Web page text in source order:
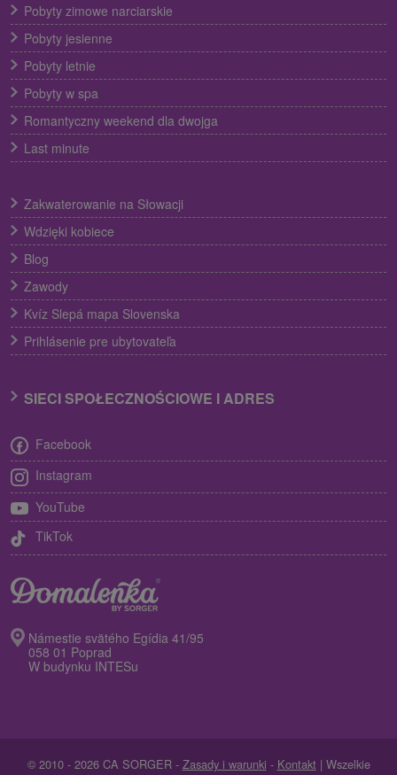
Pobyty zimowe narciarskie
Pobyty jesienne
Pobyty letnie
Pobyty w spa
Romantyczny weekend dla dwojga
Last minute
Zakwaterowanie na Słowacji
Wdzięki kobiece
Blog
Zawody
Kvíz Slepá mapa Slovenska
Prihlásenie pre ubytovateľa
SIECI SPOŁECZNOŚCIOWE I ADRES
Facebook
Instagram
YouTube
TikTok
Námestie svätého Egídia 41/95
058 01 Poprad
W budynku INTESu
© 2010 - 2026 CA SORGER - Zasady i warunki - Kontakt | Wszelkie